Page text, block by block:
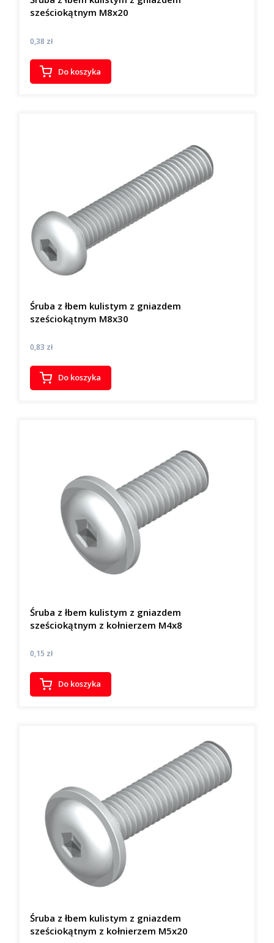
sześciokątnym M8x20
Cena
0,38 zł
Do koszyka
Śruba z łbem kulistym z gniazdem
sześciokątnym M8x30
Cena
0,83 zł
Do koszyka
Śruba z łbem kulistym z gniazdem
sześciokątnym z kołnierzem M4x8
Cena
0,15 zł
Do koszyka
Śruba z łbem kulistym z gniazdem
sześciokątnym z kołnierzem M5x20